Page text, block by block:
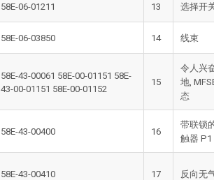
58E-06-01211 13 选择开
58E-06-03850 14 线束
58E-43-00061 58E-00-01151 58E-
43-00-01151 58E-00-01152
15
令人兴
地,
态
58E-43-00400 16
带联锁
触器 P1
58E-43-00410 17 反向无